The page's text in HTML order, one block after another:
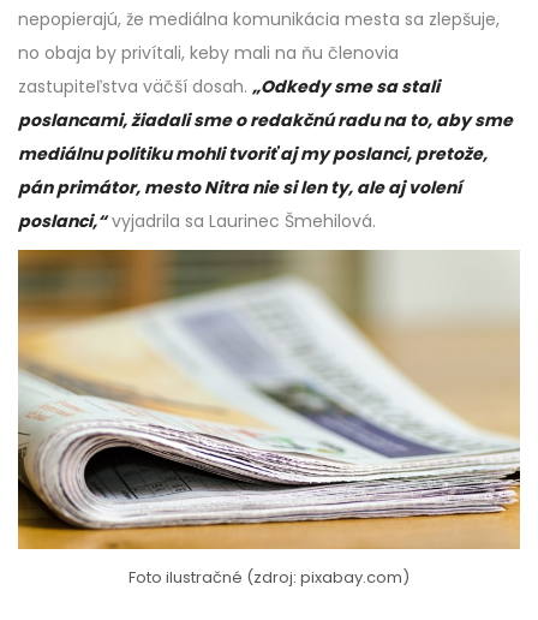
nepopierajú, že mediálna komunikácia mesta sa zlepšuje,
no obaja by privítali, keby mali na ňu členovia
zastupiteľstva väčší dosah. „Odkedy sme sa stali
poslancami, žiadali sme o redakčnú radu na to, aby sme
mediálnu politiku mohli tvoriť aj my poslanci, pretože,
pán primátor, mesto Nitra nie si len ty, ale aj volení
poslanci,“vyjadrila sa Laurinec Šmehilová.
Foto ilustračné (zdroj: pixabay.com)